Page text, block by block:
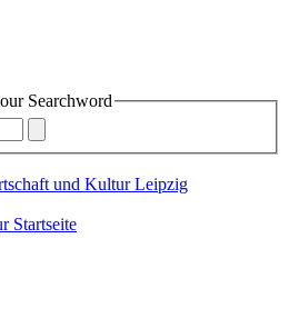
Searchword
und Kultur Leipzig